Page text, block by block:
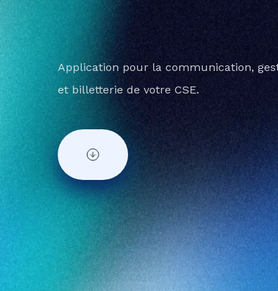
Application pour la communication,
et billetterie de votre CSE.